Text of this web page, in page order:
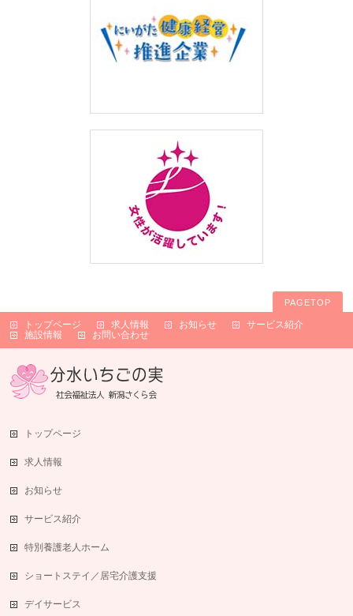
PAGETOP
トップページ 求人情報 お知らせ
サービス紹介
施設情報
お問い合わせ
トップページ
求人情報
お知らせ
サービス紹介
特別養護老人ホーム
ショートステイ／居宅介護支援
デイサービス